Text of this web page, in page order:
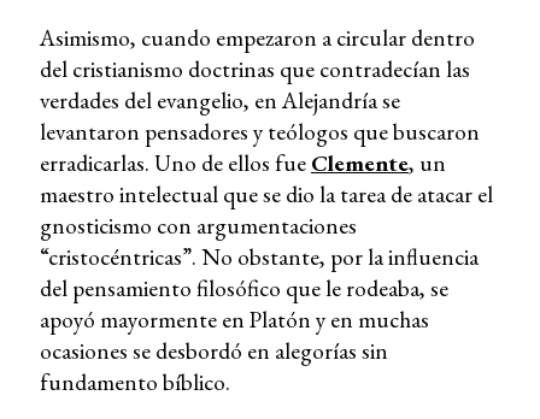
Asimismo, cuando empezaron a circular dentro
del cristianismo doctrinas que contradecían las
verdades del evangelio, en Alejandría se
levantaron pensadores y teólogos que buscaron
erradicarlas. Uno de ellos fue Clemente, un
maestro intelectual que se dio la tarea de atacar el
gnosticismo con argumentaciones
“cristocéntricas”. No obstante, por la influencia
del pensamiento filosófico que le rodeaba, se
apoyó mayormente en Platón y en muchas
ocasiones se desbordó en alegorías sin
fundamento bíblico.